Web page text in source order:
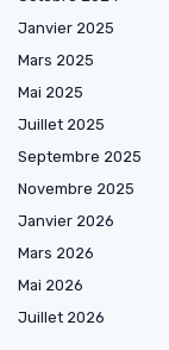
Janvier 2025
Mars 2025
Mai 2025
Juillet 2025
Septembre 2025
Novembre 2025
Janvier 2026
Mars 2026
Mai 2026
Juillet 2026